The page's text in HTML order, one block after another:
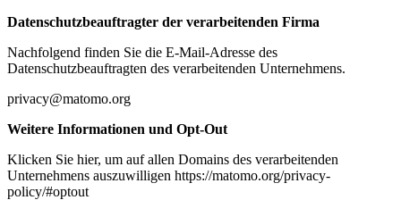
Datenschutzbeauftragter der verarbeitenden Firma
Nachfolgend finden Sie die E-Mail-Adresse des
Datenschutzbeauftragten des verarbeitenden Unternehmens.
privacy@matomo.org
Weitere Informationen und Opt-Out
Klicken Sie hier, um auf allen Domains des verarbeitenden
Unternehmens auszuwilligen https://matomo.org/privacy-
policy/#optout